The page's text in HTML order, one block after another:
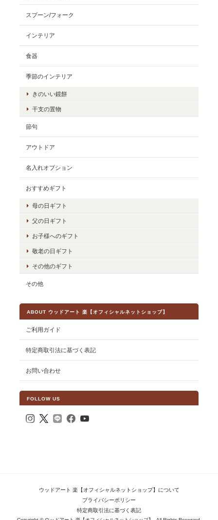
スプーン/フォーク
インテリア
食器
季節のインテリア
きのいい鏡餅
干支の置物
節句
アウトドア
名入れオプション
おすすめギフト
母の日ギフト
父の日ギフト
お子様へのギフト
敬老の日ギフト
その他のギフト
その他
ABOUT ウッドアート 楽【オフィシャルネットショップ】
ご利用ガイド
特定商取引法に基づく表記
お問い合わせ
FOLLOW US
ウッドアート 楽【オフィシャルネットショップ】について
プライバシーポリシー
特定商取引法に基づく表記